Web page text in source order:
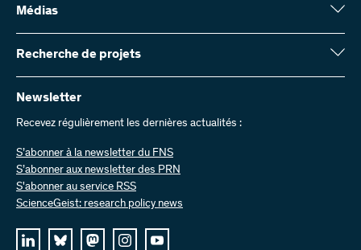
Wildhainweg 3
Contactez-nous
Envoyer des factures
Travailler chez nous
Offres d’emploi
Médias
Service de presse
Rapport annuel
Recherche de projets
Vous trouverez ici des informations complètes sur les projets de
recherche et les subsides approuvés par le FNS :
Recherche de projets
Newsletter
Recevez régulièrement les dernières actualités :
S’abonner à la newsletter du FNS
S’abonner aux newsletter des PRN
S'abonner au service RSS
ScienceGeist: research policy news